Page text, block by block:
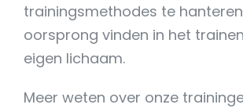
trainingsmethodes te
oorsprong vinden in het
eigen lichaam.
Meer weten over onze